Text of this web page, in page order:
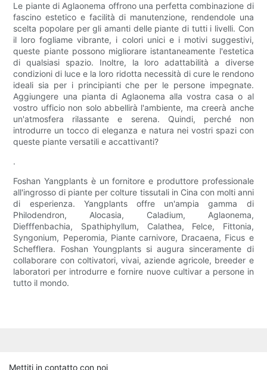
Le piante di Aglaonema offrono una perfetta combinazione di
fascino estetico e facilità di manutenzione, rendendole una
scelta popolare per gli amanti delle piante di tutti i livelli. Con
il loro fogliame vibrante, i colori unici e i motivi suggestivi,
queste piante possono migliorare istantaneamente l'estetica
di qualsiasi spazio. Inoltre, la loro adattabilità a diverse
condizioni di luce e la loro ridotta necessità di cure le rendono
ideali sia per i principianti che per le persone impegnate.
Aggiungere una pianta di Aglaonema alla vostra casa o al
vostro ufficio non solo abbellirà l'ambiente, ma creerà anche
un'atmosfera rilassante e serena. Quindi, perché non
introdurre un tocco di eleganza e natura nei vostri spazi con
queste piante versatili e accattivanti?
.
Foshan Yangplants è un fornitore e produttore professionale
all'ingrosso di piante per colture tissutali in Cina con molti anni
di esperienza. Yangplants offre un'ampia gamma di
Philodendron, Alocasia, Caladium, Aglaonema,
Diefffenbachia, Spathiphyllum, Calathea, Felce, Fittonia,
Syngonium, Peperomia, Piante carnivore, Dracaena, Ficus e
Schefflera. Foshan Youngplants si augura sinceramente di
collaborare con coltivatori, vivai, aziende agricole, breeder e
laboratori per introdurre e fornire nuove cultivar a persone in
tutto il mondo.
Mettiti in contatto con noi